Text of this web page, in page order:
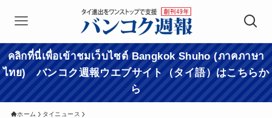
คลิกที่นี่เพื่อเข้าชมเว็บไซต์ Bangkok Shuho (ภาคภาษา
ไทย) バンコク週報ウエブサイト（タイ語）はこちらか
ら
ホーム タイニュース